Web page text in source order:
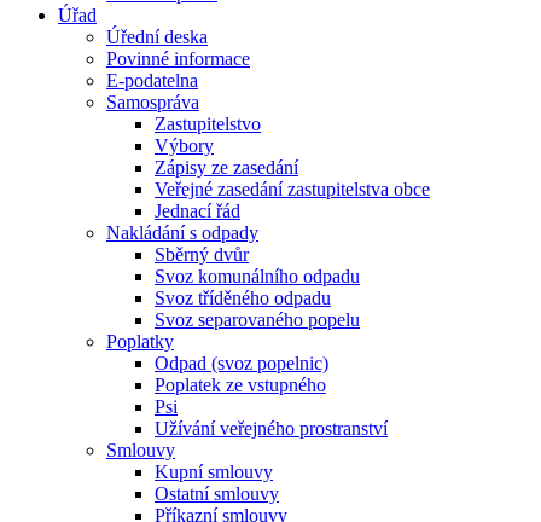
Úřad
Úřední deska
Povinné informace
E-podatelna
Samospráva
Zastupitelstvo
Výbory
Zápisy ze zasedání
Veřejné zasedání zastupitelstva obce
Jednací řád
Nakládání s odpady
Sběrný dvůr
Svoz komunálního odpadu
Svoz tříděného odpadu
Svoz separovaného popelu
Poplatky
Odpad (svoz popelnic)
Poplatek ze vstupného
Psi
Užívání veřejného prostranství
Smlouvy
Kupní smlouvy
Ostatní smlouvy
Příkazní smlouvy